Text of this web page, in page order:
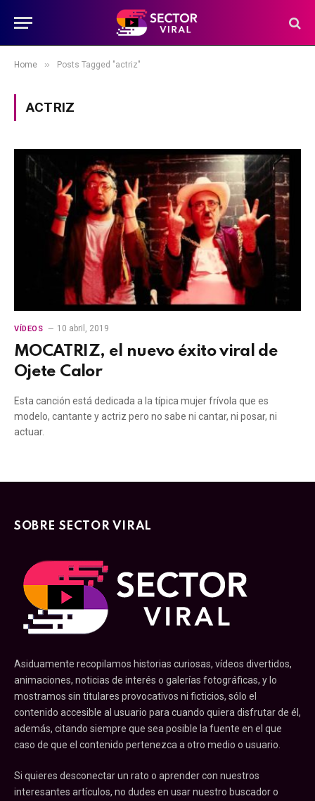
Home » Posts Tagged "actriz"
ACTRIZ
VÍDEOS 10 abril, 2019
MOCATRIZ, el nuevo éxito viral de
Ojete Calor
Esta canción está dedicada a la típica mujer frívola que es
modelo, cantante y actriz pero no sabe ni cantar, ni posar, ni
actuar.
SOBRE SECTOR VIRAL
Asiduamente recopilamos historias curiosas, vídeos divertidos,
animaciones, noticias de interés o galerías fotográficas, y lo
mostramos sin titulares provocativos ni ficticios, sólo el
contenido accesible al usuario para cuando quiera disfrutar de él,
además, citando siempre que sea posible la fuente en el que
caso de que el contenido pertenezca a otro medio o usuario.
Si quieres desconectar un rato o aprender con nuestros
interesantes artículos, no dudes en usar nuestro buscador o